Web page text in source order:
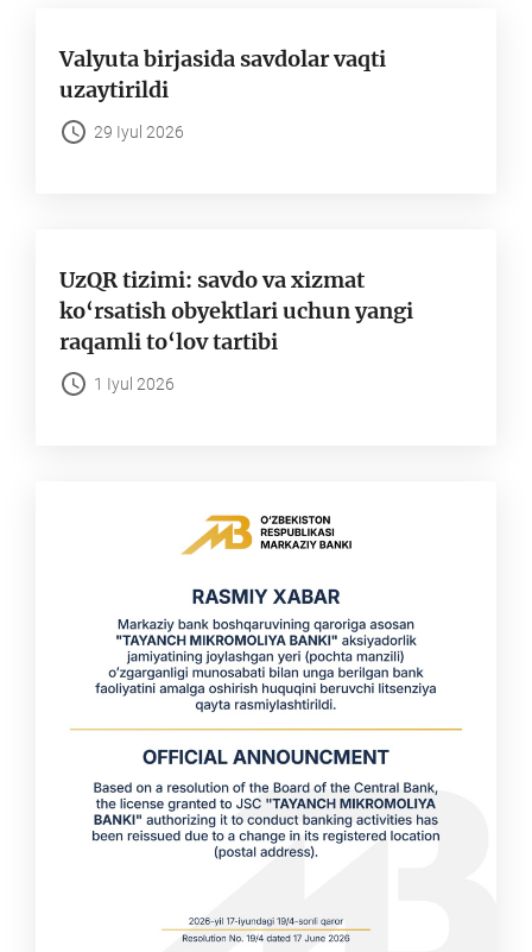
Valyuta birjasida savdolar vaqti
uzaytirildi
29 Iyul 2026
UzQR tizimi: savdo va xizmat
ko‘rsatish obyektlari uchun yangi
raqamli to‘lov tartibi
1 Iyul 2026